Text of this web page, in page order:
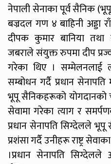
नेपाली सेनाका पूर्व सैनिक
बज्रदल गण ४ बाहिनी अड्डा
दीपक कुमार बानिया
जबराले संयुक्त रुपमा दीप
गरेका थिए । सम्मेलनलाई
सम्बोधन गर्दै प्रधान
भूपू सैनिकहरूको योगदानको
सेवामा गरेका त्याग र
प्रधान सेनापति सिग्देलले
प्रशंसा गर्दै उनीहरू राष्ट्र
।प्रधान सेनापति